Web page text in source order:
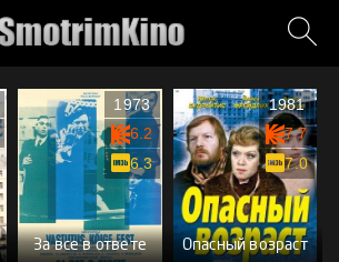
За все в ответе
1973
6.2
6.3
Опасный возраст
1981
7.7
7.0